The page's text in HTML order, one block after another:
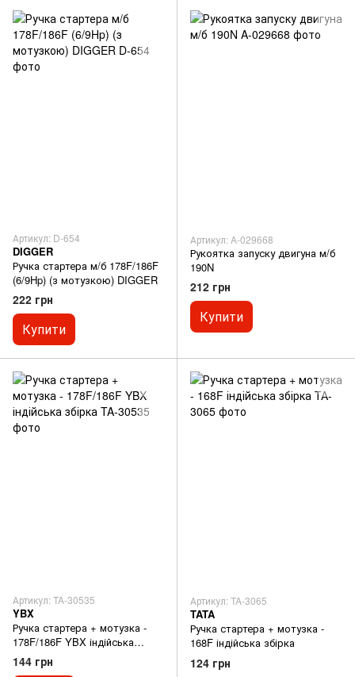
Артикул: D-654
DIGGER
Ручка стартера м/б 178F/186F
(6/9Hp) (з мотузкою) DIGGER
222 грн
Купити
Артикул: A-029668
Рукоятка запуску двигуна м/б
190N
212 грн
Купити
Артикул: TA-30535
YBX
Ручка стартера + мотузка -
178F/186F YBX індійська
збірка
144 грн
Артикул: TA-3065
TATA
Ручка стартера + мотузка -
168F індійська збірка
124 грн